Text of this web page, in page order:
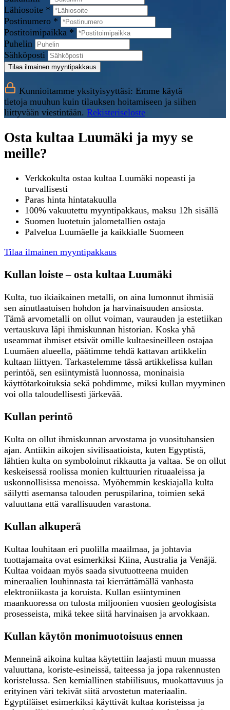
Lähiosoite *
Postinumero *
Postitoimipaikka *
Puhelin
Sähköposti
Tilaa ilmainen myyntipakkaus
Kunnioitamme yksityisyyttäsi: Emme käytä
tietoja muuhun kuin tilauksen hoitamiseen ja siihen
liittyvään viestintään. Rekisteriseloste
Osta kultaa Luumäki ja myy se
meille?
Verkkokulta ostaa kultaa Luumäki nopeasti ja
turvallisesti
Paras hinta hintatakuulla
100% vakuutettu myyntipakkaus, maksu 12h sisällä
Suomen luotetuin jalometallien ostaja
Palvelua Luumäelle ja kaikkialle Suomeen
Tilaa ilmainen myyntipakkaus
Kullan loiste – osta kultaa Luumäki
Kulta, tuo ikiaikainen metalli, on aina lumonnut ihmisiä
sen ainutlaatuisen hohdon ja harvinaisuuden ansiosta.
Tämä arvometalli on ollut voiman, vaurauden ja estetiikan
vertauskuva läpi ihmiskunnan historian. Koska yhä
useammat ihmiset etsivät omille kultaesineilleen ostajaa
Luumäen alueella, päätimme tehdä kattavan artikkelin
kultaan liittyen. Tarkastelemme tässä artikkelissa kullan
perintöä, sen esiintymistä luonnossa, moninaisia
käyttötarkoituksia sekä pohdimme, miksi kullan myyminen
voi olla taloudellisesti järkevää.
Kullan perintö
Kulta on ollut ihmiskunnan arvostama jo vuosituhansien
ajan. Antiikin aikojen sivilisaatioista, kuten Egyptistä,
lähtien kulta on symboloinut rikkautta ja valtaa. Se on ollut
keskeisessä roolissa monien kulttuurien rituaaleissa ja
uskonnollisissa menoissa. Myöhemmin keskiajalla kulta
säilytti asemansa talouden peruspilarina, toimien sekä
valuuttana että varallisuuden varastona.
Kullan alkuperä
Kultaa louhitaan eri puolilla maailmaa, ja johtavia
tuottajamaita ovat esimerkiksi Kiina, Australia ja Venäjä.
Kultaa voidaan myös saada sivutuotteena muiden
mineraalien louhinnasta tai kierrättämällä vanhasta
elektroniikasta ja koruista. Kullan esiintyminen
maankuoressa on tulosta miljoonien vuosien geologisista
prosesseista, mikä tekee siitä harvinaisen ja arvokkaan.
Kullan käytön monimuotoisuus ennen
Menneinä aikoina kultaa käytettiin laajasti muun muassa
valuuttana, koriste-esineissä, taiteessa ja jopa rakennusten
koristelussa. Sen kemiallinen stabiilisuus, muokattavuus ja
erityinen väri tekivät siitä arvostetun materiaalin.
Egyptiläiset esimerkiksi käyttivät kultaa koristeissa ja